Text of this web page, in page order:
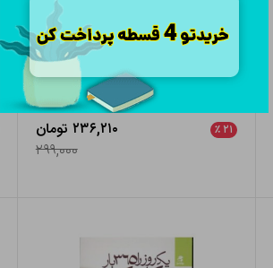
الهه ها هرگز پیر نمی شوند
۲۱ ٪
۲۳۶,۲۱۰ تومان
۲۹۹,۰۰۰